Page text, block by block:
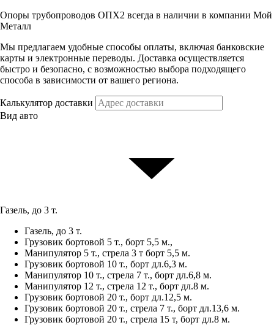
Опоры трубопроводов ОПХ2 всегда в наличии в компании Мой
Металл
Мы предлагаем удобные способы оплаты, включая банковские
карты и электронные переводы. Доставка осуществляется
быстро и безопасно, с возможностью выбора подходящего
способа в зависимости от вашего региона.
Калькулятор доставки
Вид авто
Газель, до 3 т.
Газель, до 3 т.
Грузовик бортовой 5 т., борт 5,5 м.,
Манипулятор 5 т., стрела 3 т борт 5,5 м.
Грузовик бортовой 10 т., борт дл.6,3 м.
Манипулятор 10 т., стрела 7 т., борт дл.6,8 м.
Манипулятор 12 т., стрела 12 т., борт дл.8 м.
Грузовик бортовой 20 т., борт дл.12,5 м.
Грузовик бортовой 20 т., стрела 7 т., борт дл.13,6 м.
Грузовик бортовой 20 т., стрела 15 т, борт дл.8 м.